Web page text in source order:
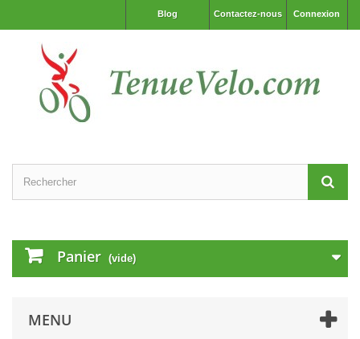
Connexion
Contactez-nous
Blog
Panier (vide)
MENU